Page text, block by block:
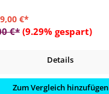
€*
€* (9.29% gespart)
Details
Zum Vergleich hinzufügen